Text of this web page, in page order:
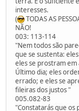
interesses.
(
TODAS AS
NÃO!
003: 113-114
"Nem todos são
que se sustenta:
eles se prostram em
Último dia; eles
errado; e eles se
fileiras dos justos "
005.082-83
"Constatarás que os